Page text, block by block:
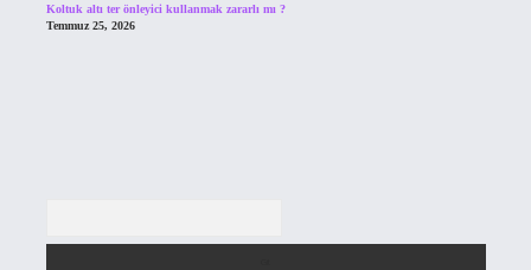
Koltuk altı ter önleyici kullanmak zararlı mı ?
Temmuz 25, 2026